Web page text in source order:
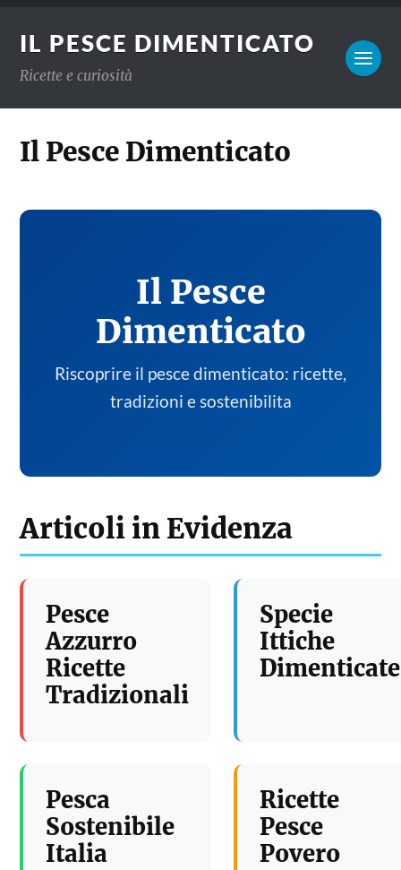
IL PESCE DIMENTICATO
Ricette e curiosità
Il Pesce Dimenticato
Il Pesce
Dimenticato
Riscoprire il pesce dimenticato: ricette,
tradizioni e sostenibilita
Articoli in Evidenza
Pesce
Azzurro
Ricette
Tradizionali
Specie
Ittiche
Dimenticate
Pesca
Sostenibile
Italia
Ricette
Pesce
Povero